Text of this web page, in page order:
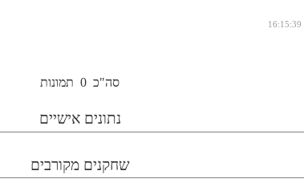
סה"כ 0 תמונות
נתונים אישיים
שחקנים מקורבים